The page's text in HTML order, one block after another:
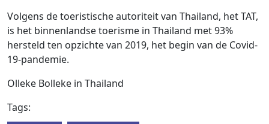
Volgens de toeristische autoriteit van Thailand, het TAT,
is het binnenlandse toerisme in Thailand met 93%
hersteld ten opzichte van 2019, het begin van de Covid-
19-pandemie.
Olleke Bolleke in Thailand
Tags: